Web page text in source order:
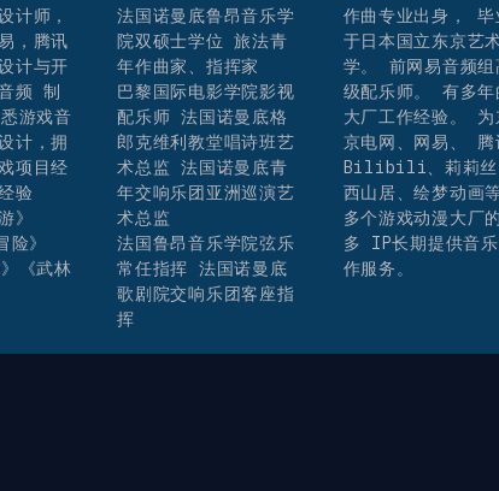
计师，
，腾讯
计与开
频 制
游戏音
计，拥
项目经
验
》
》
《武林
法国诺曼底鲁昂音乐学
院双硕士学位 旅法青
年作曲家、指挥家
巴黎国际电影学院影视
配乐师 法国诺曼底格
郎克维利教堂唱诗班艺
术总监 法国诺曼底青
年交响乐团亚洲巡演艺
术总监
法国鲁昂音乐学院弦乐
常任指挥 法国诺曼底
歌剧院交响乐团客座指
挥
作曲专业出身， 毕
于日本国立东京艺
学。 前网易音频组
级配乐师。 有多年
大厂工作经验。 为
京电网、网易、 腾
Bilibili、莉莉丝
西山居、绘梦动画
多个游戏动漫大厂
多 IP长期提供音乐
作服务。